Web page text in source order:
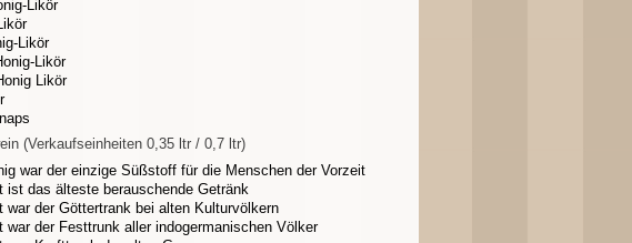
Likör
Likör
Likör
Likör
(Verkaufseinheiten 0,35 ltr / 0,7 ltr)
war der einzige Süßstoff für die Menschen der Vorzeit
ist das älteste berauschende Getränk
war der Göttertrank bei alten Kulturvölkern
war der Festtrunk aller indogermanischen Völker